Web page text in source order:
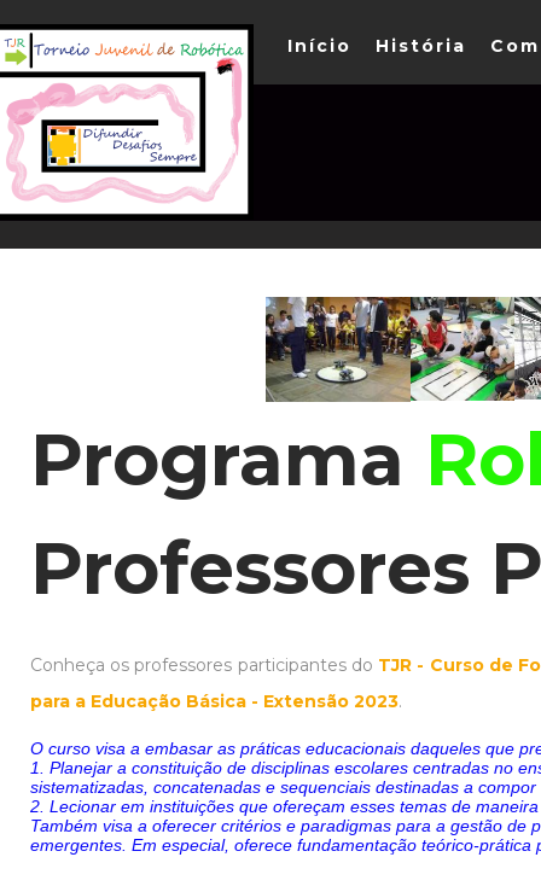
Início História
Programa
Conheça os professores participantes do TJR - Curso de
para a Educação Básica - Extensão 2023.
O curso visa a embasar as práticas educacionais daqueles que
1. Planejar a constituição de disciplinas escolares centradas no
sistematizadas, concatenadas e sequenciais destinadas a
2. Lecionar em instituições que ofereçam esses temas de
Também visa a oferecer critérios e paradigmas para a gestão
emergentes. Em especial, oferece fundamentação teórico-
Professores